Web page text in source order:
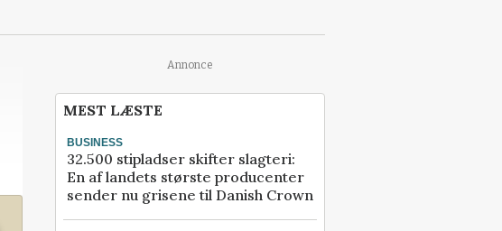
Annonce
MEST LÆSTE
BUSINESS
32.500 stipladser skifter slagteri:
En af landets største producenter
sender nu grisene til Danish Crown